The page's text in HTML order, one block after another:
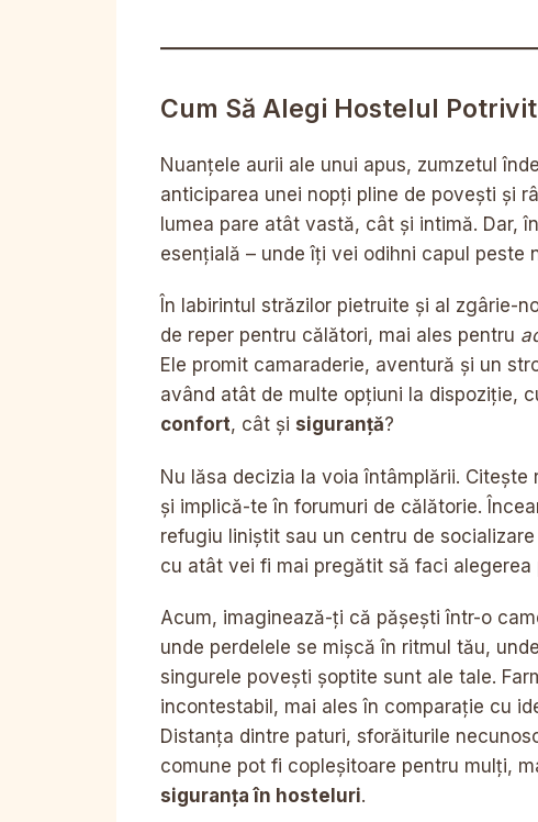
Cum Să Alegi Hostelul
Nuanțele aurii ale unui apus, zumzetul
anticiparea unei nopți pline de povești și
lumea pare atât vastă, cât și intimă. Dar,
esențială – unde îți vei odihni capul peste
În labirintul străzilor pietruite și al zgârie-
de reper pentru călători, mai ales pentru
Ele promit camaraderie, aventură și un
având atât de multe opțiuni la dispoziție,
confort, cât și siguranță?
Nu lăsa decizia la voia întâmplării.
și implică-te în forumuri de călătorie.
refugiu liniștit sau un centru de
cu atât vei fi mai pregătit să faci alegerea
Acum, imaginează-ți că pășești într-o
unde perdelele se mișcă în ritmul tău,
singurele povești șoptite sunt ale tale.
incontestabil, mai ales în comparație cu
Distanța dintre paturi, sforăiturile
comune pot fi copleșitoare pentru mulți,
siguranța în hosteluri.